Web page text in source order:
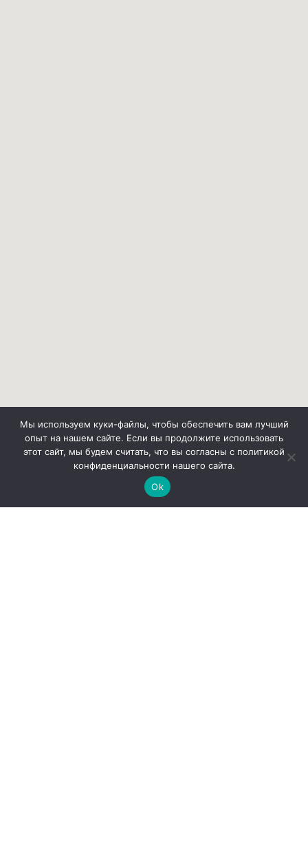
Мы используем куки-файлы, чтобы обеспечить вам лучший
опыт на нашем сайте. Если вы продолжите использовать
этот сайт, мы будем считать, что вы согласны с политикой
конфиденциальности нашего сайта.
Ok